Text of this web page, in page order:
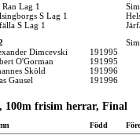
Ran Lag 1
S Lag 1
S Lag 1
Dimcevski
191995
O'Gorman
191995
Sköld
191996
Gausel
191996
100m frisim herrar, Final
Född